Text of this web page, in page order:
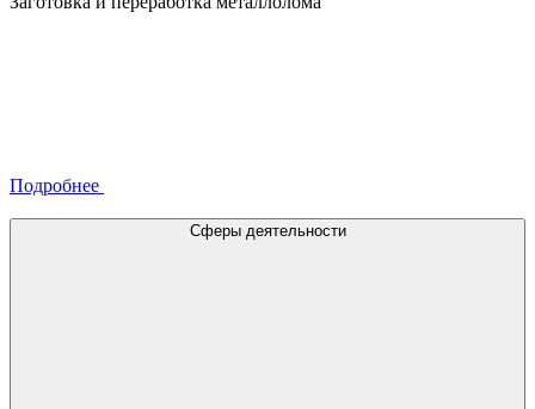
Подробнее
Сферы деятельности